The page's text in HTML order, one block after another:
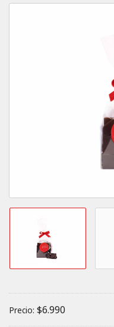
Precio: $6.990